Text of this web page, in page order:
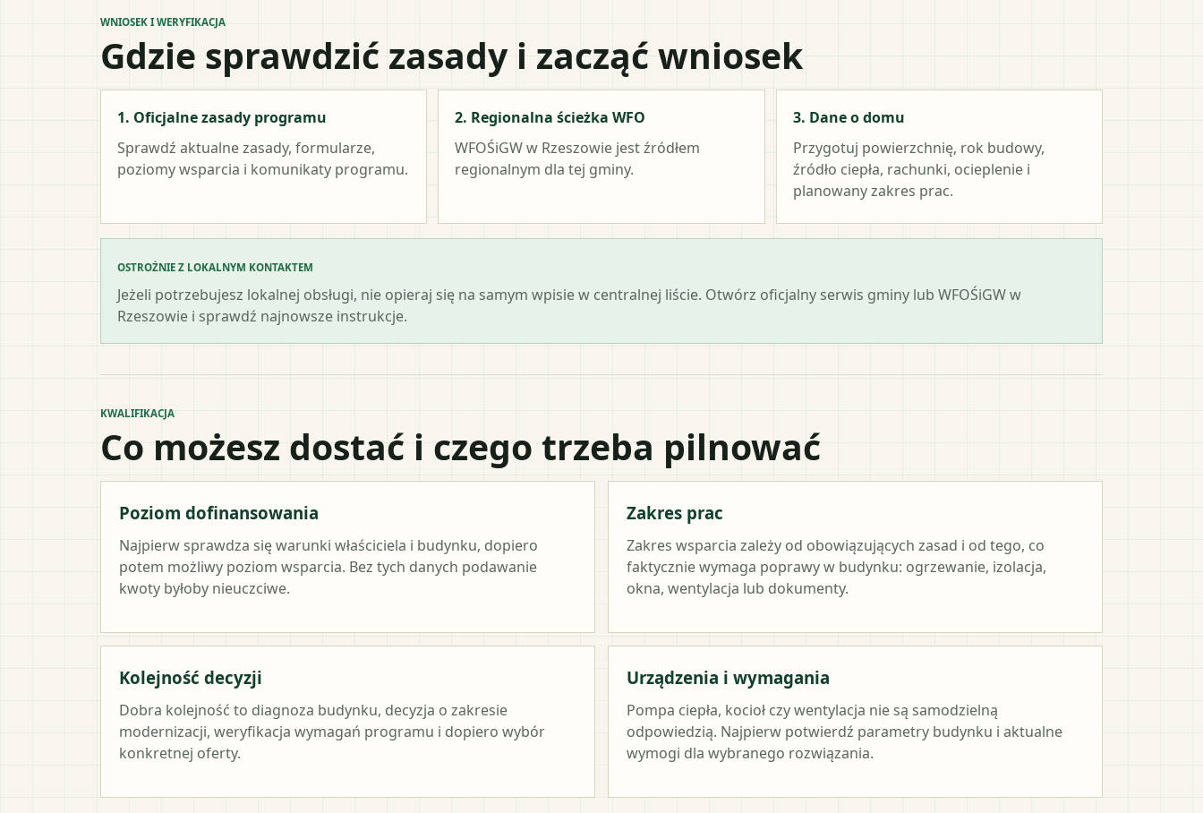
WNIOSEK I WERYFIKACJA
Gdzie sprawdzić zasady i zacząć wniosek
1. Oficjalne zasady programu
Sprawdź aktualne zasady, formularze,
poziomy wsparcia i komunikaty programu.
2. Regionalna ścieżka WFO
WFOŚiGW w Rzeszowie jest źródłem
regionalnym dla tej gminy.
3. Dane o domu
Przygotuj powierzchnię, rok budowy,
źródło ciepła, rachunki, ocieplenie i
planowany zakres prac.
OSTROŻNIE Z LOKALNYM KONTAKTEM
Jeżeli potrzebujesz lokalnej obsługi, nie opieraj się na samym wpisie w centralnej liście. Otwórz oficjalny serwis gminy lub WFOŚiGW w
Rzeszowie i sprawdź najnowsze instrukcje.
KWALIFIKACJA
Co możesz dostać i czego trzeba pilnować
Poziom dofinansowania
Najpierw sprawdza się warunki właściciela i budynku, dopiero
potem możliwy poziom wsparcia. Bez tych danych podawanie
kwoty byłoby nieuczciwe.
Zakres prac
Zakres wsparcia zależy od obowiązujących zasad i od tego, co
faktycznie wymaga poprawy w budynku: ogrzewanie, izolacja,
okna, wentylacja lub dokumenty.
Kolejność decyzji
Dobra kolejność to diagnoza budynku, decyzja o zakresie
modernizacji, weryfikacja wymagań programu i dopiero wybór
konkretnej oferty.
Urządzenia i wymagania
Pompa ciepła, kocioł czy wentylacja nie są samodzielną
odpowiedzią. Najpierw potwierdź parametry budynku i aktualne
wymogi dla wybranego rozwiązania.